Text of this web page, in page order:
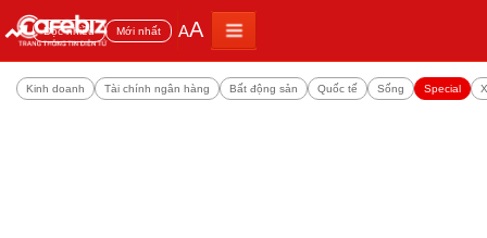
Đọc nhiều Mới nhất AA
Kinh doanh Tài chính ngân hàng Bất động sản Quốc tế Sống Special